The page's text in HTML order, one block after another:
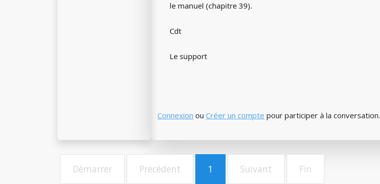
le manuel (chapitre 39).
Cdt
Le support
Connexion ou Créer un compte pour participer à la conversation.
Démarrer Précédent 1 Suivant Fin